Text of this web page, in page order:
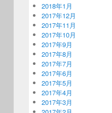
2018年1月
2017年12月
2017年11月
2017年10月
2017年9月
2017年8月
2017年7月
2017年6月
2017年5月
2017年4月
2017年3月